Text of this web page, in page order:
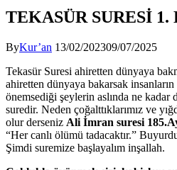
TEKASÜR SURESİ
ByKur’an 13/02/202309/07/2025
Tekasür Suresi ahiretten dünyaya
ahiretten dünyaya bakarsak
önemsediği şeylerin aslında ne kadar
suredir. Neden çoğalttıklarımız ve
olur derseniz Ali İmran suresi 185.A
“Her canlı ölümü tadacaktır.”
Şimdi suremize başlayalım inşallah.